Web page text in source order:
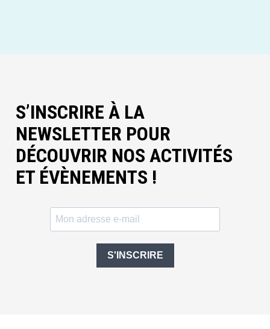
S’INSCRIRE À LA
NEWSLETTER POUR
DÉCOUVRIR NOS ACTIVITÉS
ET ÉVÈNEMENTS !
S'INSCRIRE